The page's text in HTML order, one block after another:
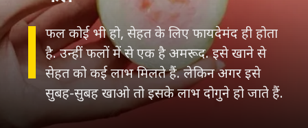
फल कोई भी हो, सेहत के लिए फायदेमंद ही होता
है. उन्हीं फलों में से एक है अमरूद. इसे खाने से
सेहत को कई लाभ मिलते हैं. लेकिन अगर इसे
सुबह-सुबह खाओ तो इसके लाभ दोगुने हो जाते हैं.